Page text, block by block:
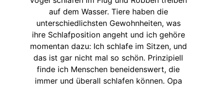
auf dem Wasser. Tiere haben die
unterschiedlichsten Gewohnheiten, was
ihre Schlafposition angeht und ich gehöre
momentan dazu: Ich schlafe im Sitzen, und
das ist gar nicht mal so schön. Prinzipiell
finde ich Menschen beneidenswert, die
immer und überall schlafen können. Opa